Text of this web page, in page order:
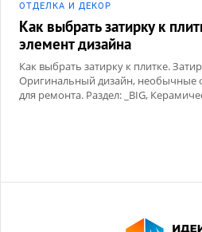
ОТДЕЛКА И ДЕКОР
Как выбрать затирку к
элемент дизайна
Как выбрать затирку к плитке.
Оригинальный дизайн, необычные
для ремонта. Раздел: _BIG,